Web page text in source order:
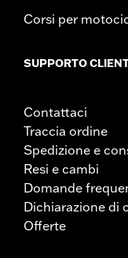
Corsi per
SUPPORTO
Contattaci
Traccia ordine
Spedizione e
Resi e cambi
Domande
Dichiarazione di
Offerte